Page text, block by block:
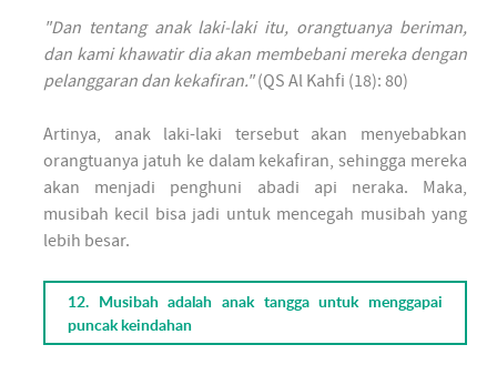
"Dan tentang anak laki-laki itu, orangtuanya beriman,
dan kami khawatir dia akan membebani mereka dengan
pelanggaran dan kekafiran."(QS Al Kahfi (18): 80)
Artinya, anak laki-laki tersebut akan menyebabkan
orangtuanya jatuh ke dalam kekafiran, sehingga mereka
akan menjadi penghuni abadi api neraka. Maka,
musibah kecil bisa jadi untuk mencegah musibah yang
lebih besar.
12. Musibah adalah anak tangga untuk menggapai
puncak keindahan